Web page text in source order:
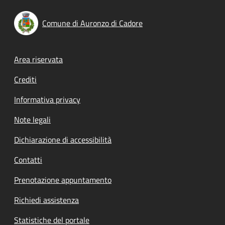
Comune di Auronzo di Cadore
Footer menu
Area riservata
Crediti
Informativa privacy
Note legali
Dichiarazione di accessibilità
Contatti
Prenotazione appuntamento
Richiedi assistenza
Statistiche del portale